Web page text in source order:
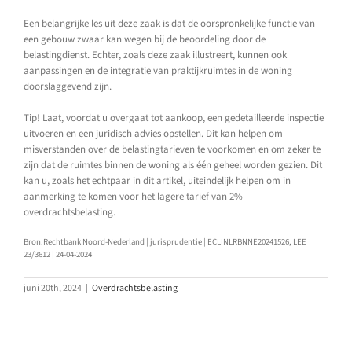
Een belangrijke les uit deze zaak is dat de oorspronkelijke functie van
een gebouw zwaar kan wegen bij de beoordeling door de
belastingdienst. Echter, zoals deze zaak illustreert, kunnen ook
aanpassingen en de integratie van praktijkruimtes in de woning
doorslaggevend zijn.
Tip! Laat, voordat u overgaat tot aankoop, een gedetailleerde inspectie
uitvoeren en een juridisch advies opstellen. Dit kan helpen om
misverstanden over de belastingtarieven te voorkomen en om zeker te
zijn dat de ruimtes binnen de woning als één geheel worden gezien. Dit
kan u, zoals het echtpaar in dit artikel, uiteindelijk helpen om in
aanmerking te komen voor het lagere tarief van 2%
overdrachtsbelasting.
Bron:Rechtbank Noord-Nederland | jurisprudentie | ECLINLRBNNE20241526, LEE
23/3612 | 24-04-2024
juni 20th, 2024 | Overdrachtsbelasting